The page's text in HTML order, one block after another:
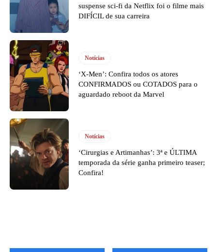
suspense sci-fi da Netflix foi o filme mais
DIFÍCIL de sua carreira
Notícias
‘X-Men’: Confira todos os atores
CONFIRMADOS ou COTADOS para o
aguardado reboot da Marvel
Notícias
‘Cirurgias e Artimanhas’: 3ª e ÚLTIMA
temporada da série ganha primeiro teaser;
Confira!